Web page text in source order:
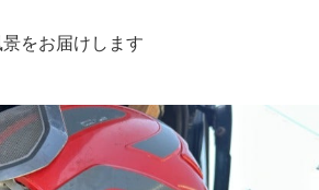
をお届けします